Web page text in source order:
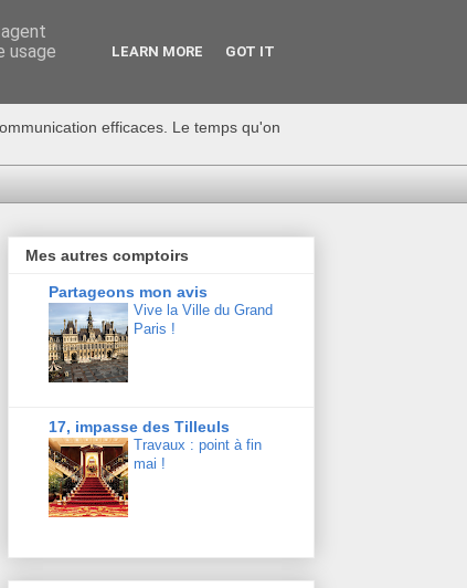
efficaces. Le temps qu'on
Mes autres comptoirs
Partageons mon avis
Vive la Ville du Grand
Paris !
17, impasse des Tilleuls
Travaux : point à fin
mai !
usage
LEARN MORE GOT IT